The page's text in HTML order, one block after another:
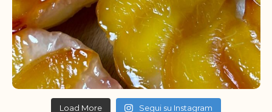
Load More Segui su Instagram